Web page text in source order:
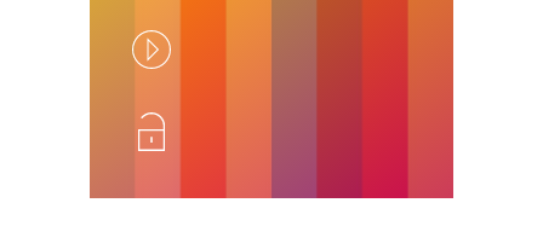
Play
Unlock